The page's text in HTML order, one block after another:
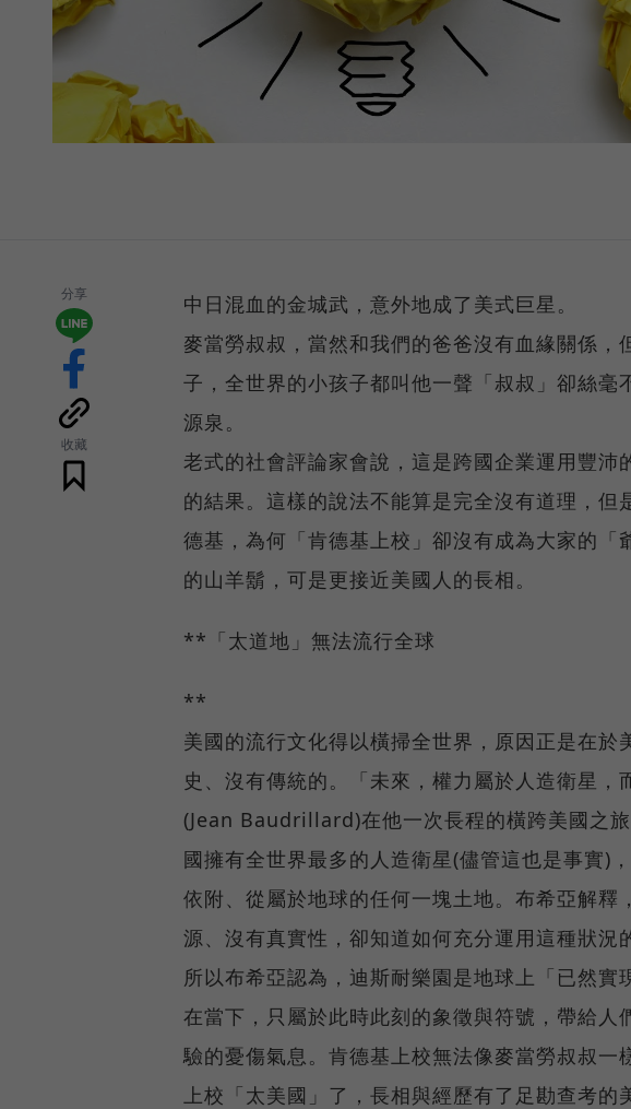
分享
收藏
中日混血的金城武，意外地成了美式巨星。
麥當勞叔叔，當然和我們的爸爸沒有血緣關係，
子，全世界的小孩子都叫他一聲「叔叔」卻絲毫
源泉。
老式的社會評論家會說，這是跨國企業運用豐
的結果。這樣的說法不能算是完全沒有道理，
德基，為何「肯德基上校」卻沒有成為大家的「
的山羊鬍，可是更接近美國人的長相。
**「太道地」無法流行全球
**
美國的流行文化得以橫掃全世界，原因正是在
史、沒有傳統的。「未來，權力屬於人造衛星
(Jean Baudrillard)在他一次長程的橫跨美國之
國擁有全世界最多的人造衛星(儘管這也是事實)
依附、從屬於地球的任何一塊土地。布希亞解釋
源、沒有真實性，卻知道如何充分運用這種狀況
所以布希亞認為，迪斯耐樂園是地球上「已然
在當下，只屬於此時此刻的象徵與符號，帶給人
驗的憂傷氣息。肯德基上校無法像麥當勞叔叔一
上校「太美國」了，長相與經歷有了足勘查考